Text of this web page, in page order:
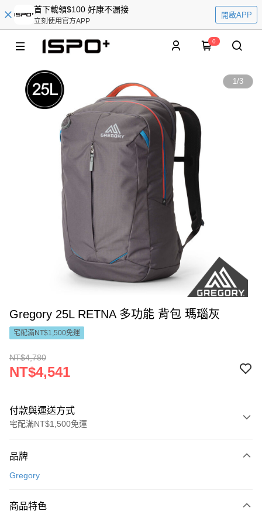
首下載領$100 好康不漏接
立刻使用官方APP
開啟APP
0
1/3
Gregory 25L RETNA 多功能 背包 瑪瑙灰
宅配滿NT$1,500免運
NT$4,780
NT$4,541
付款與運送方式
宅配滿NT$1,500免運
信用卡一次付款
Apple Pay
品牌
Gregory
商品特色